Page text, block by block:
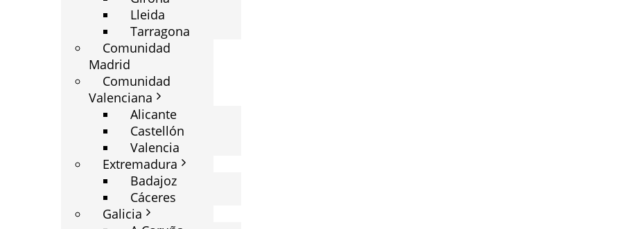
Lleida
Tarragona
Comunidad
Madrid
Comunidad
Valenciana
Alicante
Castellón
Valencia
Extremadura
Badajoz
Cáceres
Galicia